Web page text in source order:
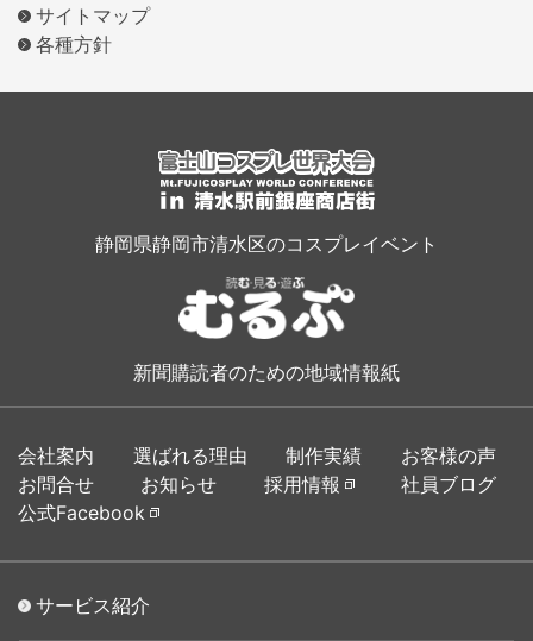
サイトマップ
各種方針
静岡県静岡市清水区のコスプレイベント
新聞購読者のための地域情報紙
会社案内 選ばれる理由 制作実績
お客様の声
お問合せ
お知らせ 採用情報
社員ブログ
公式Facebook
サービス紹介